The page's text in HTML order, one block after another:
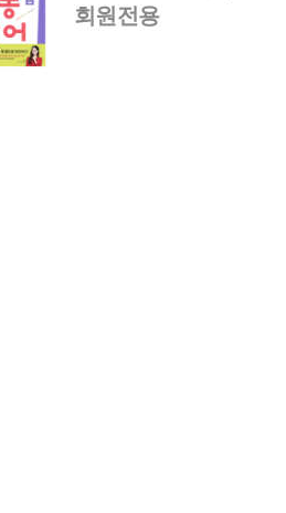
년)
회원전용